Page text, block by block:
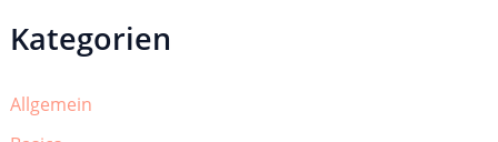
Kategorien
Allgemein